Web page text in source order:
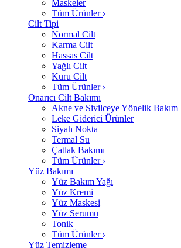
Maskeler
Tüm Ürünler
Cilt Tipi
Normal Cilt
Karma Cilt
Hassas Cilt
Yağlı Cilt
Kuru Cilt
Tüm Ürünler
Onarıcı Cilt Bakımı
Akne ve Sivilceye Yönelik Bakım
Leke Giderici Ürünler
Siyah Nokta
Termal Su
Çatlak Bakımı
Tüm Ürünler
Yüz Bakımı
Yüz Bakım Yağı
Yüz Kremi
Yüz Maskesi
Yüz Serumu
Tonik
Tüm Ürünler
Yüz Temizleme